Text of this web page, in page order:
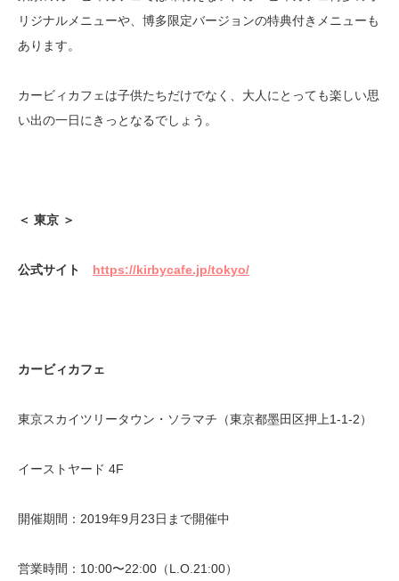
リジナルメニューや、博多限定バージョンの特典付きメニューも
あります。
カービィカフェは子供たちだけでなく、大人にとっても楽しい思
い出の一日にきっとなるでしょう。
＜ 東京 ＞
公式サイト https://kirbycafe.jp/tokyo/
カービィカフェ
東京スカイツリータウン・ソラマチ（東京都墨田区押上1-1-2）
イーストヤード 4F
開催期間：2019年9月23日まで開催中
営業時間：10:00〜22:00（L.O.21:00）